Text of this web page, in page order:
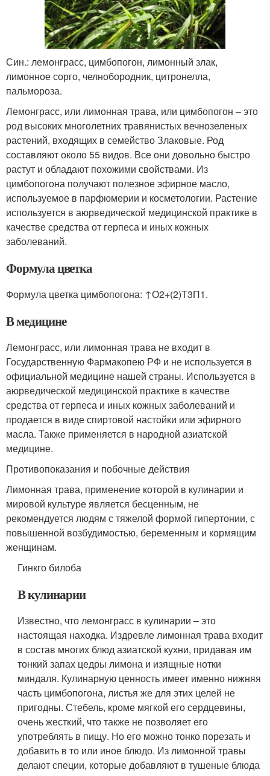
Син.: лемонграсс, цимбопогон, лимонный злак,
лимонное сорго, челнобородник, цитронелла,
пальмороза.
Лемонграсс, или лимонная трава, или цимбопогон – это
род высоких многолетних травянистых вечнозеленых
растений, входящих в семейство Злаковые. Род
составляют около 55 видов. Все они довольно быстро
растут и обладают похожими свойствами. Из
цимбопогона получают полезное эфирное масло,
используемое в парфюмерии и косметологии. Растение
используется в аюрведической медицинской практике в
качестве средства от герпеса и иных кожных
заболеваний.
Формула цветка
Формула цветка цимбопогона: ↑О2+(2)Т3П1.
В медицине
Лемонграсс, или лимонная трава не входит в
Государственную Фармакопею РФ и не используется в
официальной медицине нашей страны. Используется в
аюрведической медицинской практике в качестве
средства от герпеса и иных кожных заболеваний и
продается в виде спиртовой настойки или эфирного
масла. Также применяется в народной азиатской
медицине.
Противопоказания и побочные действия
Лимонная трава, применение которой в кулинарии и
мировой культуре является бесценным, не
рекомендуется людям с тяжелой формой гипертонии, с
повышенной возбудимостью, беременным и кормящим
женщинам.
Гинкго билоба
В кулинарии
Известно, что лемонграсс в кулинарии – это
настоящая находка. Издревле лимонная трава входит
в состав многих блюд азиатской кухни, придавая им
тонкий запах цедры лимона и изящные нотки
миндаля. Кулинарную ценность имеет именно нижняя
часть цимбопогона, листья же для этих целей не
пригодны. Стебель, кроме мягкой его сердцевины,
очень жесткий, что также не позволяет его
употреблять в пищу. Но его можно тонко порезать и
добавить в то или иное блюдо. Из лимонной травы
делают специи, которые добавляют в тушеные блюда